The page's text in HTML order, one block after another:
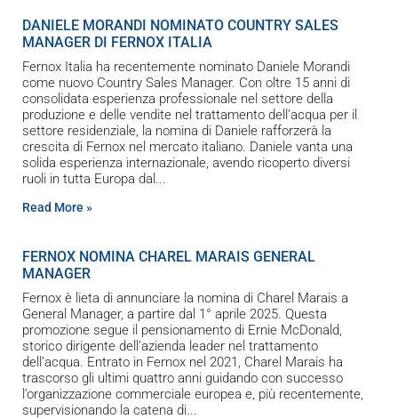
DANIELE MORANDI NOMINATO COUNTRY SALES
MANAGER DI FERNOX ITALIA
Fernox Italia ha recentemente nominato Daniele Morandi
come nuovo Country Sales Manager. Con oltre 15 anni di
consolidata esperienza professionale nel settore della
produzione e delle vendite nel trattamento dell’acqua per il
settore residenziale, la nomina di Daniele rafforzerà la
crescita di Fernox nel mercato italiano. Daniele vanta una
solida esperienza internazionale, avendo ricoperto diversi
ruoli in tutta Europa dal
Read More »
FERNOX NOMINA CHAREL MARAIS GENERAL
MANAGER
Fernox è lieta di annunciare la nomina di Charel Marais a
General Manager, a partire dal 1° aprile 2025. Questa
promozione segue il pensionamento di Ernie McDonald,
storico dirigente dell’azienda leader nel trattamento
dell’acqua. Entrato in Fernox nel 2021, Charel Marais ha
trascorso gli ultimi quattro anni guidando con successo
l’organizzazione commerciale europea e, più recentemente,
supervisionando la catena di